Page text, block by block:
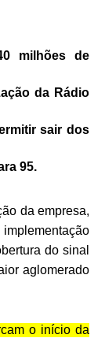
milhões de
da Rádio
sair dos
95.
da empresa,
do sinal
aglomerado
o início da